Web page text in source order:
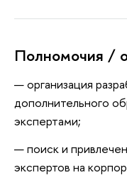
Полномочия /
организация
дополнительного
экспертами;
поиск и
экспертов на